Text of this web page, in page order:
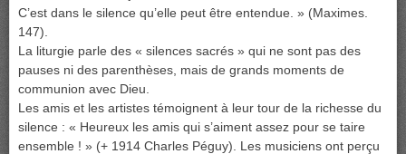
C’est dans le silence qu’elle peut être entendue. » (Maximes.
147).
La liturgie parle des « silences sacrés » qui ne sont pas des
pauses ni des parenthèses, mais de grands moments de
communion avec Dieu.
Les amis et les artistes témoignent à leur tour de la richesse du
silence : « Heureux les amis qui s’aiment assez pour se taire
ensemble ! » (+ 1914 Charles Péguy). Les musiciens ont perçu